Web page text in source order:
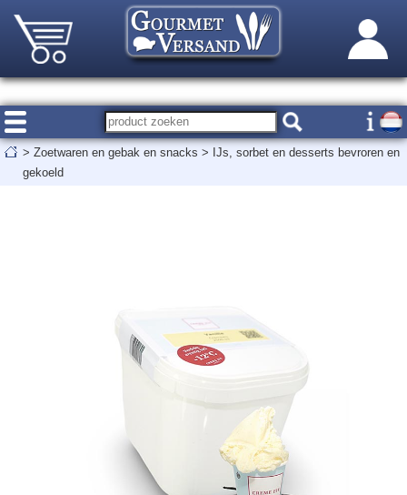
> Zoetwaren en gebak en snacks > IJs, sorbet en desserts bevroren en
gekoeld